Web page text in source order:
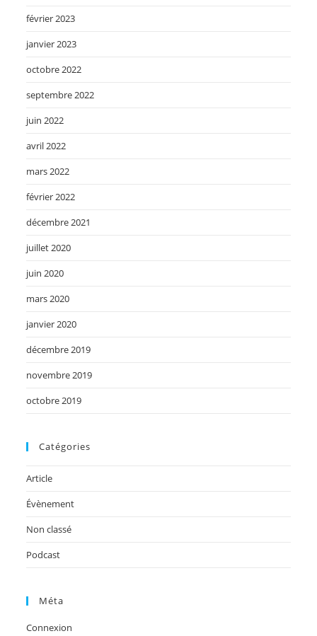
février 2023
janvier 2023
octobre 2022
septembre 2022
juin 2022
avril 2022
mars 2022
février 2022
décembre 2021
juillet 2020
juin 2020
mars 2020
janvier 2020
décembre 2019
novembre 2019
octobre 2019
Catégories
Article
Évènement
Non classé
Podcast
Méta
Connexion